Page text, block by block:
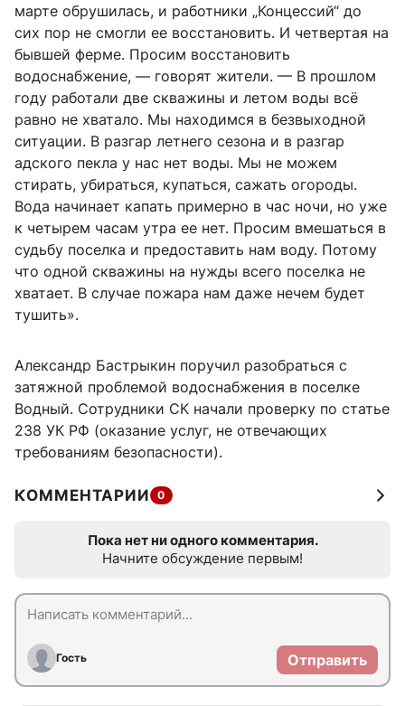
марте обрушилась, и работники „Концессий“ до
сих пор не смогли ее восстановить. И четвертая на
бывшей ферме. Просим восстановить
водоснабжение, — говорят жители. — В прошлом
году работали две скважины и летом воды всё
равно не хватало. Мы находимся в безвыходной
ситуации. В разгар летнего сезона и в разгар
адского пекла у нас нет воды. Мы не можем
стирать, убираться, купаться, сажать огороды.
Вода начинает капать примерно в час ночи, но уже
к четырем часам утра ее нет. Просим вмешаться в
судьбу поселка и предоставить нам воду. Потому
что одной скважины на нужды всего поселка не
хватает. В случае пожара нам даже нечем будет
тушить».
Александр Бастрыкин поручил разобраться с
затяжной проблемой водоснабжения в поселке
Водный. Сотрудники СК начали проверку по статье
238 УК РФ (оказание услуг, не отвечающих
требованиям безопасности).
КОММЕНТАРИИ 0
Пока нет ни одного комментария.
Начните обсуждение первым!
Гость Отправить